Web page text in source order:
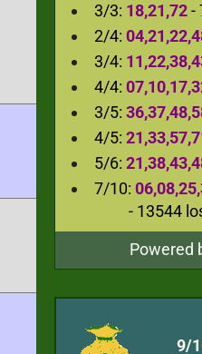
3/3: 18,21,72-
2/4:
3/4:
4/4:
3/5:
4/5:
5/6:
7/10:
- 13544
Powered
9/